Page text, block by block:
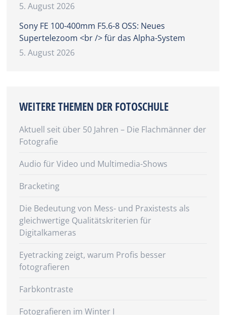
5. August 2026
Sony FE 100-400mm F5.6-8 OSS: Neues
Supertelezoom <br /> für das Alpha-System
5. August 2026
WEITERE THEMEN DER FOTOSCHULE
Aktuell seit über 50 Jahren – Die Flachmänner der
Fotografie
Audio für Video und Multimedia-Shows
Bracketing
Die Bedeutung von Mess- und Praxistests als
gleichwertige Qualitätskriterien für
Digitalkameras
Eyetracking zeigt, warum Profis besser
fotografieren
Farbkontraste
Fotografieren im Winter I